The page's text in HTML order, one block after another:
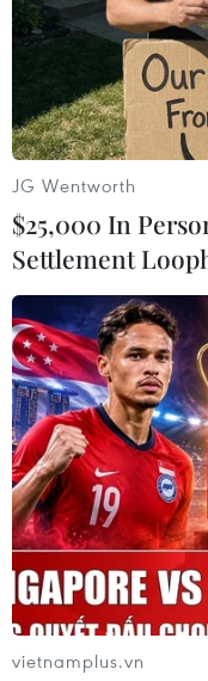
Al-Qaeda chỉ
thánh chiến ở
02/05/2014 12:01
Thủ lĩnh al-Qaeda
nhánh của mạng
chiến với các đối thủ
JG Wentworth
$25,000 In
Settlement
vietnamplus.vn